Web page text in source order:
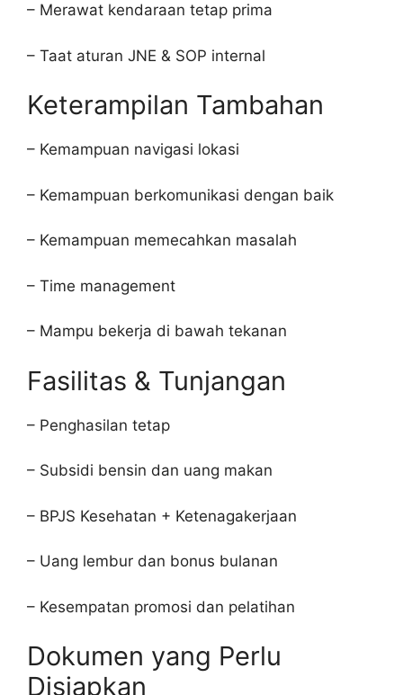
– Merawat kendaraan tetap prima
– Taat aturan JNE & SOP internal
Keterampilan Tambahan
– Kemampuan navigasi lokasi
– Kemampuan berkomunikasi dengan baik
– Kemampuan memecahkan masalah
– Time management
– Mampu bekerja di bawah tekanan
Fasilitas & Tunjangan
– Penghasilan tetap
– Subsidi bensin dan uang makan
– BPJS Kesehatan + Ketenagakerjaan
– Uang lembur dan bonus bulanan
– Kesempatan promosi dan pelatihan
Dokumen yang Perlu
Disiapkan